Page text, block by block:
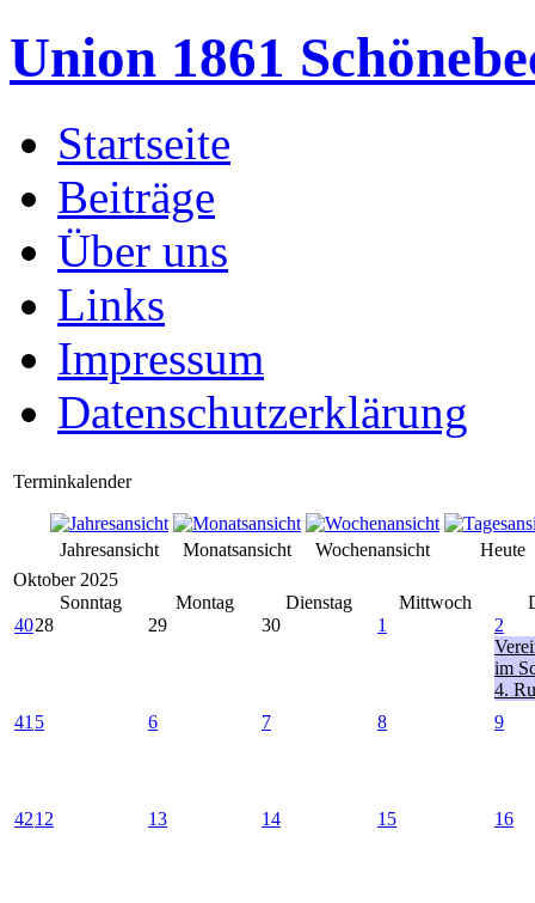
Union 1861
Startseite
Beiträge
Über uns
Links
Impressum
Datenschutzerklärung
Terminkalender
Jahresansicht Monatsansicht Wochenansicht
Heute
Oktober 2025
Sonntag
Montag Dienstag Mittwoch
4028 29 30 1
2
im
4.
41 5 6 7 8 9
4212 13 14 15 16